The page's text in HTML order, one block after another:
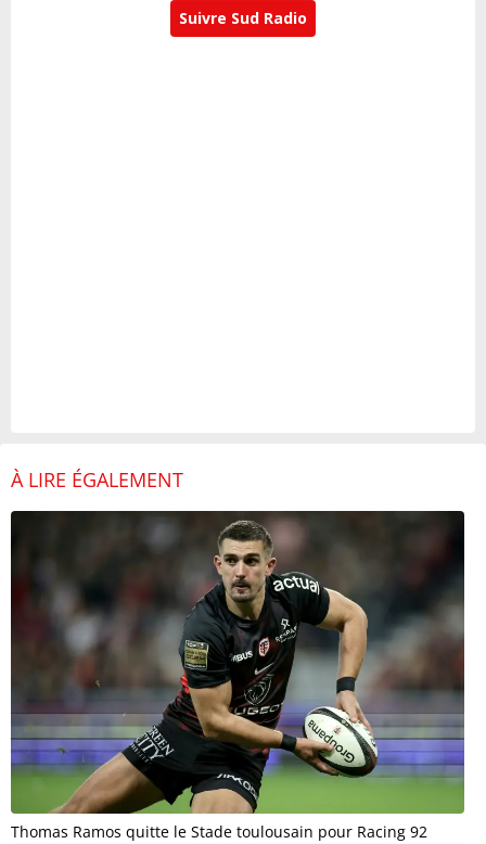
Suivre Sud Radio
À LIRE ÉGALEMENT
Thomas Ramos quitte le Stade toulousain pour Racing 92